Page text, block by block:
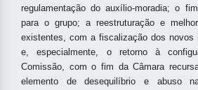
regulamentação do auxílio-moradia; o
para o grupo; a reestruturação e
existentes, com a fiscalização dos novos
e, especialmente, o retorno à
Comissão, com o fim da Câmara
elemento de desequilíbrio e abuso